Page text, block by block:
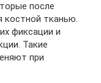
после
костной тканью.
фиксации и
Такие
при